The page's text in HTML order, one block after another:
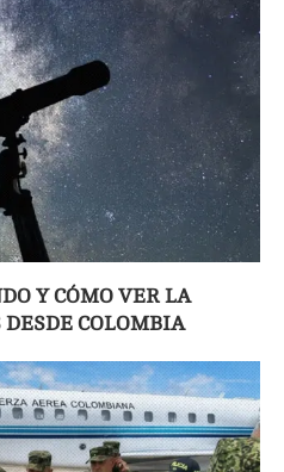
Y CÓMO VER LA
COLOMBIA